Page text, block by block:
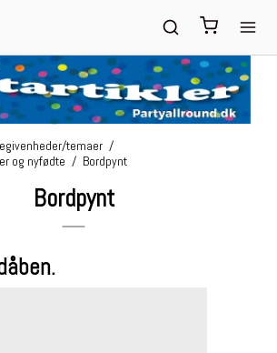
temaer /
og nyfødte / Bordpynt
Bordpynt